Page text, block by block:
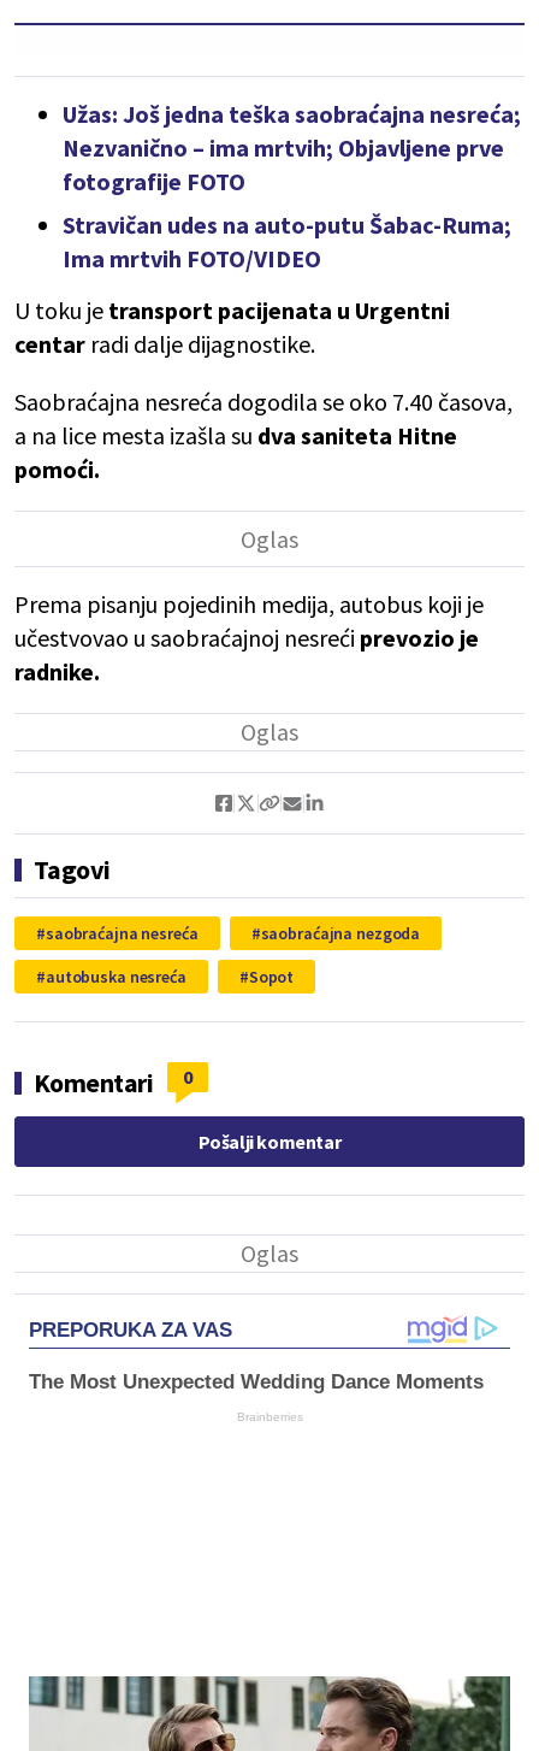
Užas: Još jedna teška saobraćajna nesreća;
Nezvanično – ima mrtvih; Objavljene prve
fotografije FOTO
Stravičan udes na auto-putu Šabac-Ruma;
Ima mrtvih FOTO/VIDEO
U toku je transport pacijenata u Urgentni
centar radi dalje dijagnostike.
Saobraćajna nesreća dogodila se oko 7.40 časova,
a na lice mesta izašla su dva saniteta Hitne
pomoći.
Prema pisanju pojedinih medija, autobus koji je
učestvovao u saobraćajnoj nesreći prevozio je
radnike.
Tagovi
saobraćajna nesreća
saobraćajna nezgoda
autobuska nesreća
Sopot
Komentari 0
Pošalji komentar
PREPORUKA ZA VAS
The Most Unexpected Wedding Dance Moments
Brainberries